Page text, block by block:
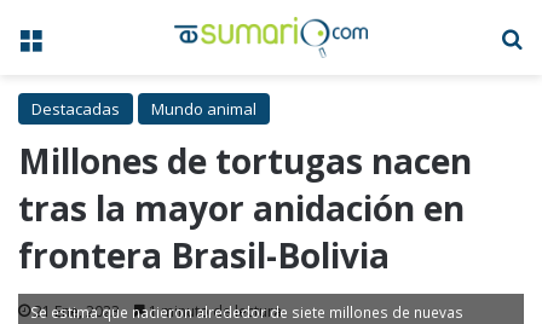
Menú
Destacadas Mundo animal
Millones de tortugas nacen
tras la mayor anidación en
frontera Brasil-Bolivia
21 Ene, 2023 1 minuto de lectura
Se estima que nacieron alrededor de siete millones de nuevas